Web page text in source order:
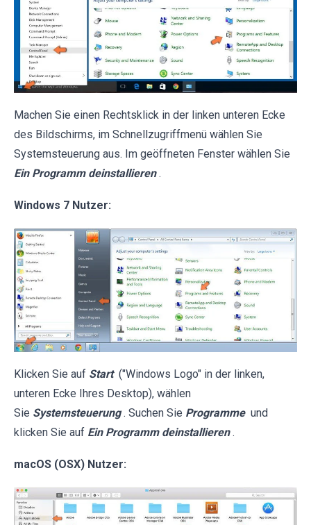
Machen Sie einen Rechtsklick in der linken unteren Ecke
des Bildschirms, im Schnellzugriffmenü wählen Sie
Systemsteuerung aus. Im geöffneten Fenster wählen Sie
Ein Programm deinstallieren .
Windows 7 Nutzer:
Klicken Sie auf Start ("Windows Logo" in der linken,
unteren Ecke Ihres Desktop), wählen
Sie Systemsteuerung . Suchen Sie Programme und
klicken Sie auf Ein Programm deinstallieren .
macOS (OSX) Nutzer: